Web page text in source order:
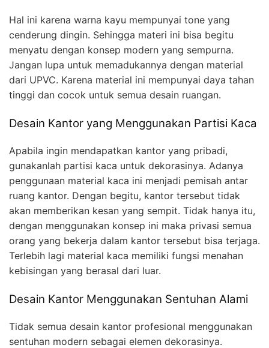
Hal ini karena warna kayu mempunyai tone yang
cenderung dingin. Sehingga materi ini bisa begitu
menyatu dengan konsep modern yang sempurna.
Jangan lupa untuk memadukannya dengan material
dari UPVC. Karena material ini mempunyai daya tahan
tinggi dan cocok untuk semua desain ruangan.
Desain Kantor yang Menggunakan Partisi Kaca
Apabila ingin mendapatkan kantor yang pribadi,
gunakanlah partisi kaca untuk dekorasinya. Adanya
penggunaan material kaca ini menjadi pemisah antar
ruang kantor. Dengan begitu, kantor tersebut tidak
akan memberikan kesan yang sempit. Tidak hanya itu,
dengan menggunakan konsep ini maka privasi semua
orang yang bekerja dalam kantor tersebut bisa terjaga.
Terlebih lagi material kaca memiliki fungsi menahan
kebisingan yang berasal dari luar.
Desain Kantor Menggunakan Sentuhan Alami
Tidak semua desain kantor profesional menggunakan
sentuhan modern sebagai elemen dekorasinya.